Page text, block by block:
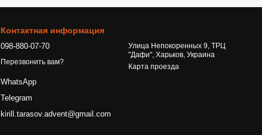
Контактная информация
098-880-07-70
Перезвонить вам?
WhatsApp
Telegram
kirill.tarasov.advent@gmail.com
Улица Непокоренных 9, ТРЦ
"Дафи", Харьков, Украина
Карта проезда